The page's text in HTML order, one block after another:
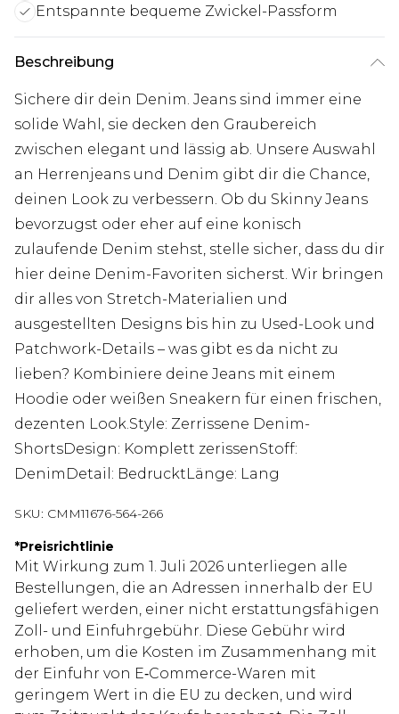
Entspannte bequeme Zwickel-Passform
Beschreibung
Sichere dir dein Denim. Jeans sind immer eine
solide Wahl, sie decken den Graubereich
zwischen elegant und lässig ab. Unsere Auswahl
an Herrenjeans und Denim gibt dir die Chance,
deinen Look zu verbessern. Ob du Skinny Jeans
bevorzugst oder eher auf eine konisch
zulaufende Denim stehst, stelle sicher, dass du dir
hier deine Denim-Favoriten sicherst. Wir bringen
dir alles von Stretch-Materialien und
ausgestellten Designs bis hin zu Used-Look und
Patchwork-Details – was gibt es da nicht zu
lieben? Kombiniere deine Jeans mit einem
Hoodie oder weißen Sneakern für einen frischen,
dezenten Look.Style: Zerrissene Denim-
ShortsDesign: Komplett zerissenStoff:
DenimDetail: BedrucktLänge: Lang
SKU: CMM11676-564-266
*Preisrichtlinie
Mit Wirkung zum 1. Juli 2026 unterliegen alle
Bestellungen, die an Adressen innerhalb der EU
geliefert werden, einer nicht erstattungsfähigen
Zoll- und Einfuhrgebühr. Diese Gebühr wird
erhoben, um die Kosten im Zusammenhang mit
der Einfuhr von E‑Commerce-Waren mit
geringem Wert in die EU zu decken, und wird